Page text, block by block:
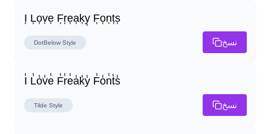
I͎ L͎o͎v͎e͎ F͎r͎e͎a͎k͎y͎ F͎o͎n͎t͎s͎
DotBelow Style نسخ
I̾ L̾o̾v̾e̾ F̾r̾e̾a̾k̾y̾ F̾o̾n̾t̾s̾
Tilde Style نسخ